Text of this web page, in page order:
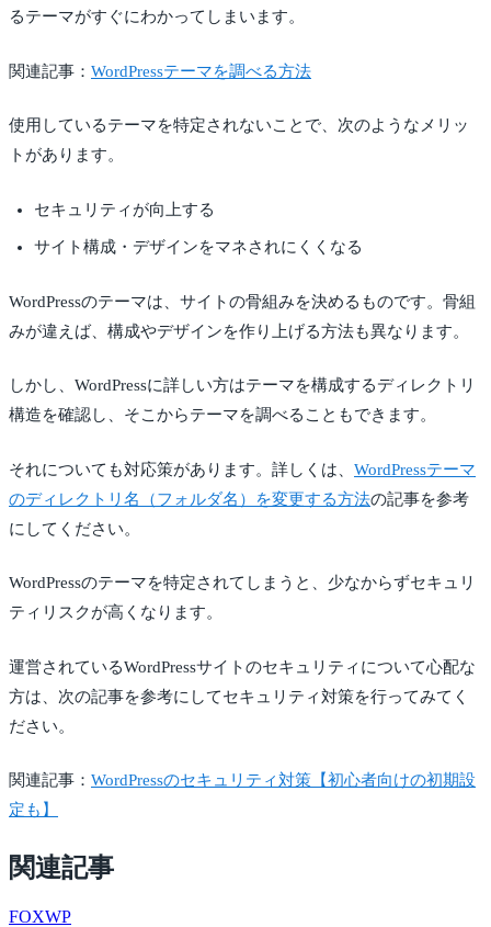
るテーマがすぐにわかってしまいます。
関連記事： WordPressテーマを調べる方法
使用しているテーマを特定されないことで、次のようなメリッ
トがあります。
セキュリティが向上する
サイト構成・デザインをマネされにくくなる
WordPressのテーマは、サイトの骨組みを決めるものです。骨組
みが違えば、構成やデザインを作り上げる方法も異なります。
しかし、WordPressに詳しい方はテーマを構成するディレクトリ
構造を確認し、そこからテーマを調べることもできます。
それについても対応策があります。詳しくは、 WordPressテーマ
のディレクトリ名（フォルダ名）を変更する方法の記事を参考
にしてください。
WordPressのテーマを特定されてしまうと、少なからずセキュリ
ティリスクが高くなります。
運営されているWordPressサイトのセキュリティについて心配な
方は、次の記事を参考にしてセキュリティ対策を行ってみてく
ださい。
関連記事： WordPressのセキュリティ対策【初心者向けの初期設
定も】
関連記事
FOXWP